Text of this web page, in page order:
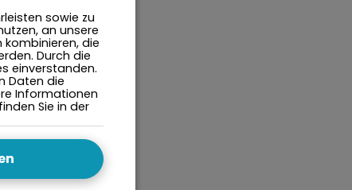
sowie zu
an unsere
die
Durch die
einverstanden.
Daten die
Informationen
Sie in der